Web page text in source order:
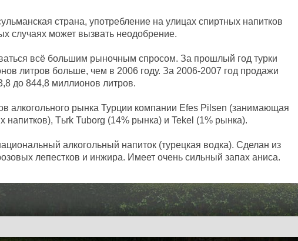
страна, употребление на улицах спиртных напитков
случаях может вызвать неодобрение.
всё большим рыночным спросом. За прошлый год турки
литров больше, чем в 2006 году. За 2006-2007 год продажи
до 844,8 миллионов литров.
алкогольного рынка Турции компании Efes Pilsen (занимающая
напитков), Tьrk Tuborg (14% рынка) и Tekel (1% рынка).
алкогольный напиток (турецкая водка). Сделан из
лепестков и инжира. Имеет очень сильный запах аниса.